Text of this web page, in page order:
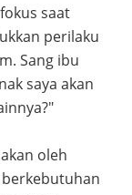
saat
perilaku
Sang ibu
saya akan
oleh